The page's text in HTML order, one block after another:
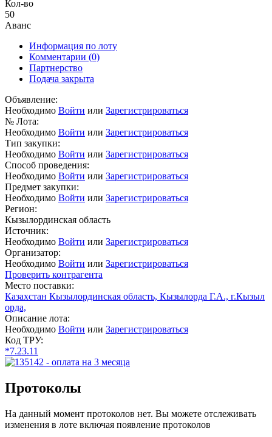
Кол-во
50
Аванс
Информация по лоту
Комментарии (0)
Партнерство
Подача закрыта
Объявление:
Необходимо Войти или Зарегистрироваться
№ Лота:
Необходимо Войти или Зарегистрироваться
Тип закупки:
Необходимо Войти или Зарегистрироваться
Способ проведения:
Необходимо Войти или Зарегистрироваться
Предмет закупки:
Необходимо Войти или Зарегистрироваться
Регион:
Кызылординская область
Источник:
Необходимо Войти или Зарегистрироваться
Организатор:
Необходимо Войти или Зарегистрироваться
Проверить контрагента
Место поставки:
Казахстан Кызылординская область, Кызылорда Г.А., г.Кызыл
орда,
Описание лота:
Необходимо Войти или Зарегистрироваться
Код ТРУ:
*7.23.11
Протоколы
На данный момент протоколов нет. Вы можете отслеживать
изменения в лоте включая появление протоколов